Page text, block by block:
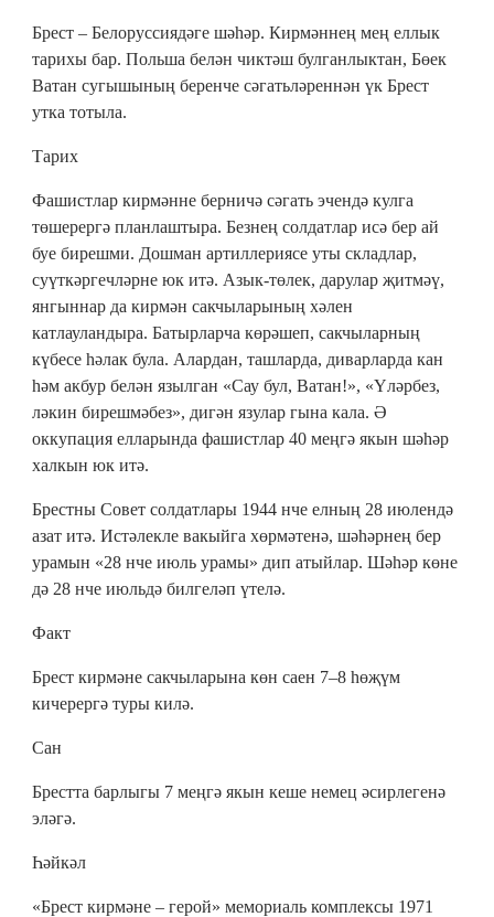
Брест – Белоруссиядәге шәһәр. Кирмәннең мең еллык
тарихы бар. Польша белән чиктәш булганлыктан, Бөек
Ватан сугышының беренче сәгатьләреннән үк Брест
утка тотыла.
Тарих
Фашистлар кирмәнне берничә сәгать эчендә кулга
төшерергә планлаштыра. Безнең солдатлар исә бер ай
буе бирешми. Дошман артиллериясе уты складлар,
суүткәргечләрне юк итә. Азык-төлек, дарулар җитмәү,
янгыннар да кирмән сакчыларының хәлен
катлауландыра. Батырларча көрәшеп, сакчыларның
күбесе һәлак була. Алардан, ташларда, диварларда кан
һәм акбур белән язылган «Сау бул, Ватан!», «Үләрбез,
ләкин бирешмәбез», дигән язулар гына кала. Ә
оккупация елларында фашистлар 40 меңгә якын шәһәр
халкын юк итә.
Брестны Совет солдатлары 1944 нче елның 28 июлендә
азат итә. Истәлекле вакыйга хөрмәтенә, шәһәрнең бер
урамын «28 нче июль урамы» дип атыйлар. Шәһәр көне
дә 28 нче июльдә билгеләп үтелә.
Факт
Брест кирмәне сакчыларына көн саен 7–8 һөҗүм
кичерергә туры килә.
Сан
Брестта барлыгы 7 меңгә якын кеше немец әсирлегенә
эләгә.
Һәйкәл
«Брест кирмәне – герой» мемориаль комплексы 1971